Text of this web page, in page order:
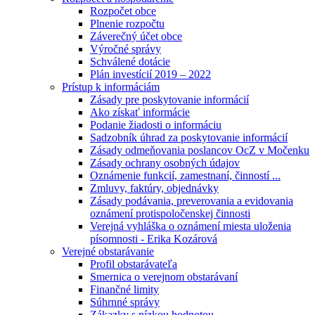
Rozpočet obce
Plnenie rozpočtu
Záverečný účet obce
Výročné správy
Schválené dotácie
Plán investícií 2019 – 2022
Prístup k informáciám
Zásady pre poskytovanie informácií
Ako získať informácie
Podanie žiadosti o informáciu
Sadzobník úhrad za poskytovanie informácií
Zásady odmeňovania poslancov OcZ v Močenku
Zásady ochrany osobných údajov
Oznámenie funkcií, zamestnaní, činností ...
Zmluvy, faktúry, objednávky
Zásady podávania, preverovania a evidovania
oznámení protispoločenskej činnosti
Verejná vyhláška o oznámení miesta uloženia
písomnosti - Erika Kozárová
Verejné obstarávanie
Profil obstarávateľa
Smernica o verejnom obstarávaní
Finančné limity
Súhrnné správy